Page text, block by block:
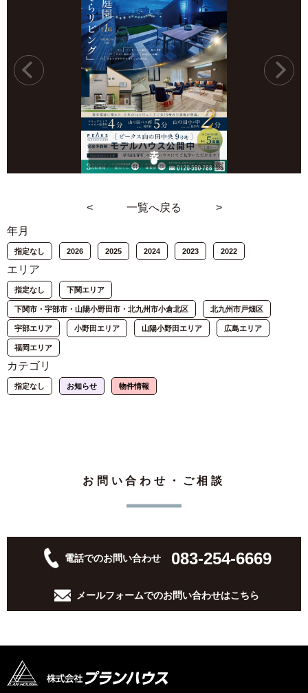
表
< 一覧へ戻る
>
年月
指定なし 2026 2025 2024 2023 2022
エリア
指定なし 下関エリア
下関市・宇部市・山陽小野田市・北九州市小倉北区 北九州市戸畑区
宇部エリア 小野田エリア 山陽小野田エリア 広島エリア
福岡エリア
カテゴリ
指定なし お知らせ 物件情報
お問い合わせ・ご相談
電話でのお問い合わせ 083-254-6669
メールフォームでのお問い合わせはこちら